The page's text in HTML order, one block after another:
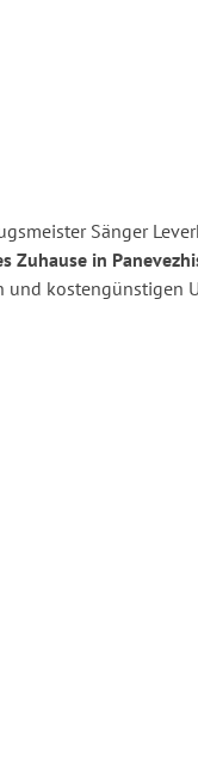
Sänger
Zuhause in
und kostengünstigen